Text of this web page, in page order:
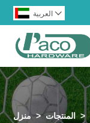
العربية 
منزل > المنتجات >